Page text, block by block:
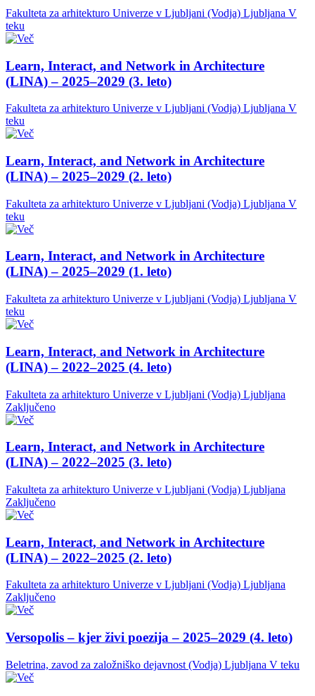
Fakulteta za arhitekturo Univerze v Ljubljani (Vodja) Ljubljana V
teku
Learn, Interact, and Network in Architecture
(LINA) – 2025–2029 (3. leto)
Fakulteta za arhitekturo Univerze v Ljubljani (Vodja) Ljubljana V
teku
Learn, Interact, and Network in Architecture
(LINA) – 2025–2029 (2. leto)
Fakulteta za arhitekturo Univerze v Ljubljani (Vodja) Ljubljana V
teku
Learn, Interact, and Network in Architecture
(LINA) – 2025–2029 (1. leto)
Fakulteta za arhitekturo Univerze v Ljubljani (Vodja) Ljubljana V
teku
Learn, Interact, and Network in Architecture
(LINA) – 2022–2025 (4. leto)
Fakulteta za arhitekturo Univerze v Ljubljani (Vodja) Ljubljana
Zaključeno
Learn, Interact, and Network in Architecture
(LINA) – 2022–2025 (3. leto)
Fakulteta za arhitekturo Univerze v Ljubljani (Vodja) Ljubljana
Zaključeno
Learn, Interact, and Network in Architecture
(LINA) – 2022–2025 (2. leto)
Fakulteta za arhitekturo Univerze v Ljubljani (Vodja) Ljubljana
Zaključeno
Versopolis – kjer živi poezija – 2025–2029 (4. leto)
Beletrina, zavod za založniško dejavnost (Vodja) Ljubljana V teku